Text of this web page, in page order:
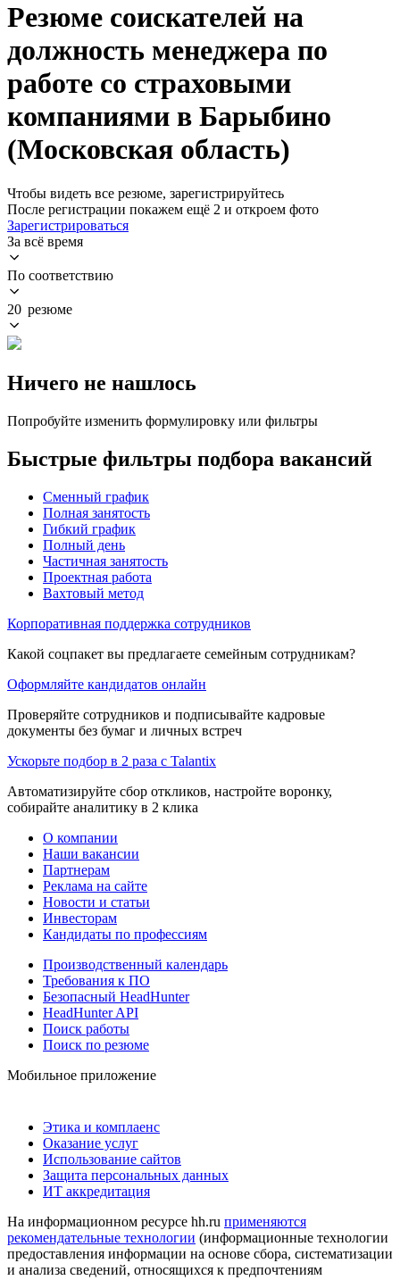
Резюме соискателей на
должность менеджера по
работе со страховыми
компаниями в Барыбино
(Московская область)
Чтобы видеть все резюме, зарегистрируйтесь
После регистрации покажем ещё 2 и откроем фото
Зарегистрироваться
За всё время
По соответствию
20 резюме
Ничего не нашлось
Попробуйте изменить формулировку или фильтры
Быстрые фильтры подбора вакансий
Сменный график
Полная занятость
Гибкий график
Полный день
Частичная занятость
Проектная работа
Вахтовый метод
Корпоративная поддержка сотрудников
Какой соцпакет вы предлагаете семейным сотрудникам?
Оформляйте кандидатов онлайн
Проверяйте сотрудников и подписывайте кадровые
документы без бумаг и личных встреч
Ускорьте подбор в 2 раза с Talantix
Автоматизируйте сбор откликов, настройте воронку,
собирайте аналитику в 2 клика
О компании
Наши вакансии
Партнерам
Реклама на сайте
Новости и статьи
Инвесторам
Кандидаты по профессиям
Производственный календарь
Требования к ПО
Безопасный HeadHunter
HeadHunter API
Поиск работы
Поиск по резюме
Мобильное приложение
Этика и комплаенс
Оказание услуг
Использование сайтов
Защита персональных данных
ИТ аккредитация
На информационном ресурсе hh.ru применяются
рекомендательные технологии (информационные технологии
предоставления информации на основе сбора, систематизации
и анализа сведений, относящихся к предпочтениям